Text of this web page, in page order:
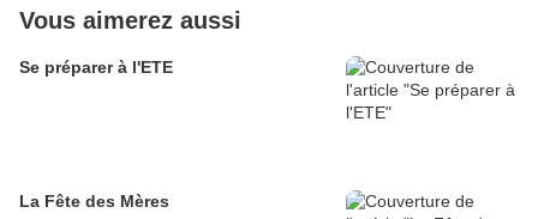
Vous aimerez aussi
Se préparer à l'ETE
La Fête des Mères